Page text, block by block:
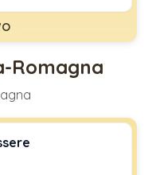
Romagna